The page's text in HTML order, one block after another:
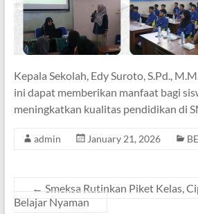
Kepala Sekolah, Edy Suroto, S.Pd.,
ini dapat memberikan manfaat bagi
meningkatkan kualitas pendidikan di
admin January 21, 2026
← Smeksa Rutinkan Piket Kelas,
Belajar Nyaman